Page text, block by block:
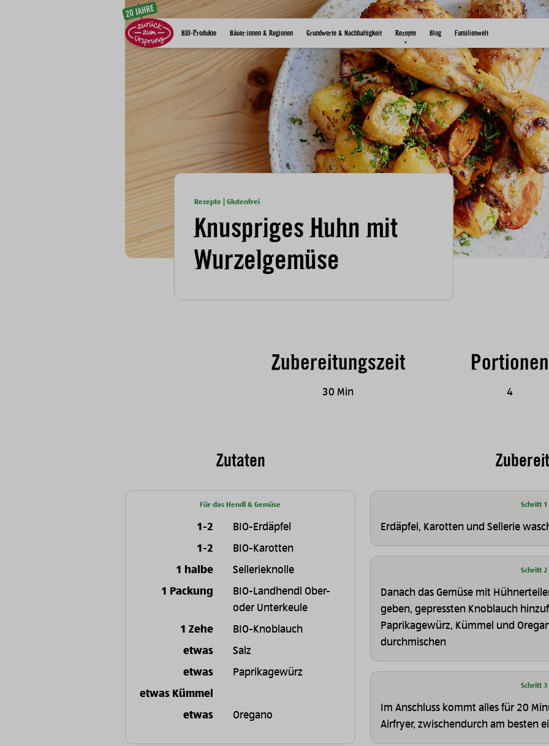
BIO-Produkte Bäuer:innen & Regionen Grundwerte & Nachhaltigkeit Rezepte Blog Familienwelt
Rezepte | Glutenfrei
Knuspriges Huhn mit
Wurzelgemüse
Zubereitungszeit
30 Min
Portionen
4
Zutaten
Für das Hendl & Gemüse
1-2
BIO-Erdäpfel
1-2
BIO-Karotten
1 halbe
Sellerieknolle
1 Packung
BIO-Landhendl Ober-
oder Unterkeule
1 Zehe
BIO-Knoblauch
etwas
Salz
etwas
Paprikagewürz
etwas Kümmel
etwas
Oregano
Schritt 1
Erdäpfel, Karotten und Sellerie
Schritt 2
Danach das Gemüse mit
geben, gepressten Knoblauch
Paprikagewürz, Kümmel und
durchmischen
Schritt 3
Im Anschluss kommt alles für 20
Airfryer, zwischendurch am besten